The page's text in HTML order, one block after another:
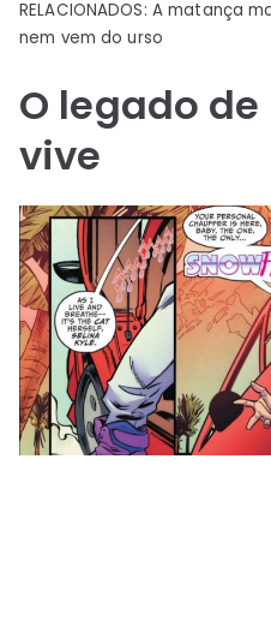
RELACIONADOS: A matança
nem vem do urso
O legado
vive